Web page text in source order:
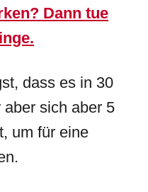
Dann tue
dass es in 30
sich aber 5
um für eine